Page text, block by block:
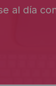
al día